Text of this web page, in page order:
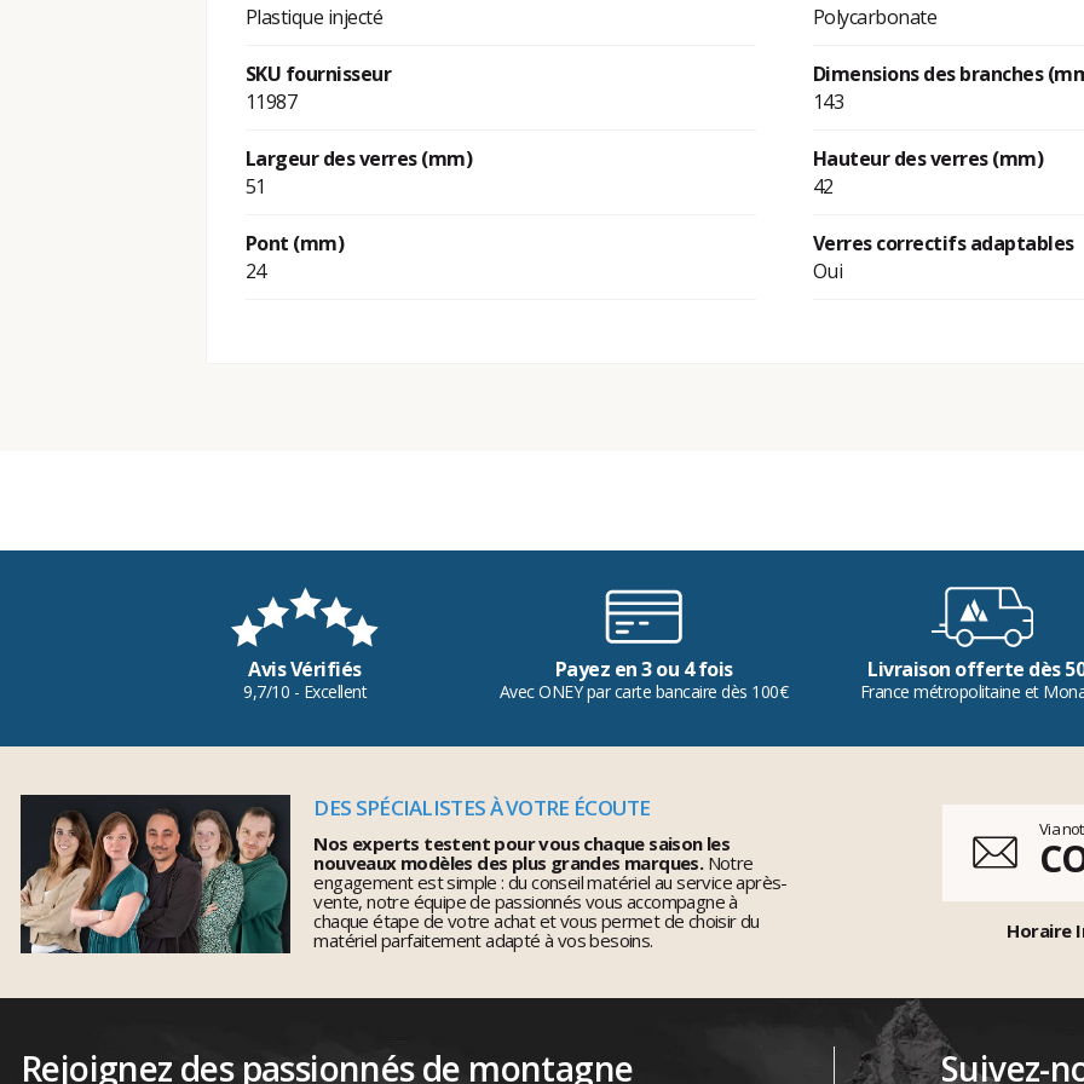
Plastique injecté
Polycarbonate
SKU fournisseur
11987
Dimensions des branches
143
Largeur des verres (mm)
51
Hauteur des verres (mm)
42
Pont (mm)
24
Verres correctifs adaptables
Oui
Avis Vérifiés
9,7/10 - Excellent
Payez en 3 ou 4 fois
Avec ONEY par carte bancaire dès 100€
Livraison offerte dès
France métropolitaine et
DES SPÉCIALISTES À VOTRE ÉCOUTE
Nos experts testent pour vous chaque saison les
nouveaux modèles des plus grandes marques.Notre
engagement est simple : du conseil matériel au service après-
vente, notre équipe de passionnés vous accompagne à
chaque étape de votre achat et vous permet de choisir du
matériel parfaitement adapté à vos besoins.
Via
Horaire
Rejoignez des passionnés de montagne Suivez-